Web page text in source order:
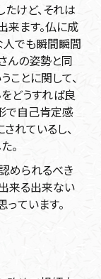
けど、それは
来ます。仏に成
人でも瞬間瞬間
んの姿勢と同
ことに関して、
どうすれば良
で自己肯定感
れているし、
。
められるべき
来る出来ない
ています。